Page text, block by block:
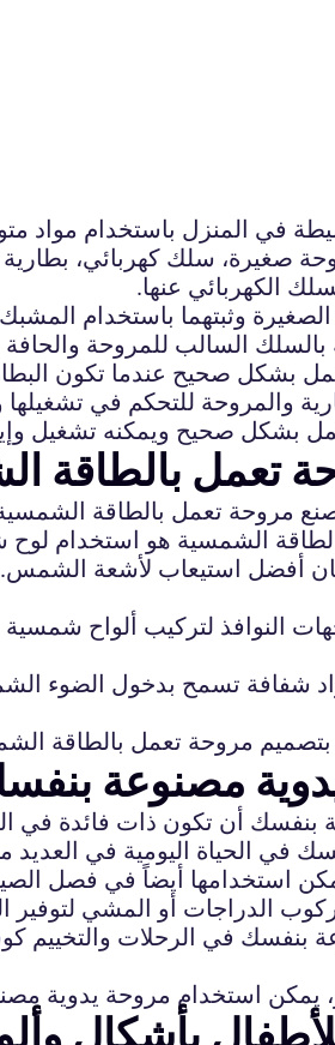
في المنزل باستخدام مواد
تعمل بالطاقة
مروحة تعمل بالطاقة
بالطاقة الشمسية هو
أفضل استيعاب لأشعة
النوافذ لتركيب ألواح
شفافة تسمح بدخول الضوء
مصنوعة
أن تكون ذات فائدة في
الحياة اليومية في العديد
استخدامها أيضاً في فصل
الدراجات أو المشي لتوفير
في الرحلات والتخييم
بأشكال